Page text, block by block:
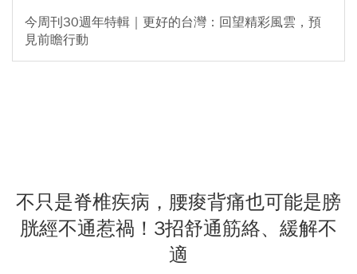
今周刊30週年特輯｜更好的台灣：回望精彩風雲，預
見前瞻行動
不只是脊椎疾病，腰痠背痛也可能是膀
胱經不通惹禍！3招舒通筋絡、緩解不
適